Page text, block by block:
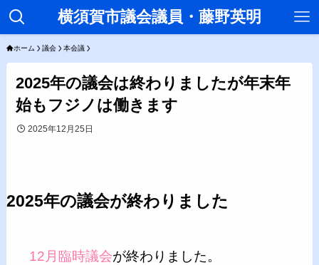
横須賀市議会議員・藤野英明
ホーム 議会 本会議
2025年の議会は終わりましたが年末年
始もフジノは働きます
2025年12月25日
2025年の議会が終わりました
12月臨時議会が終わりました。